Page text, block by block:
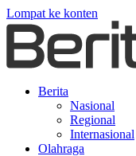
Lompat ke konten
Berita
Nasional
Regional
Internasional
Olahraga